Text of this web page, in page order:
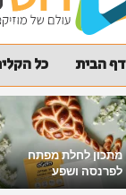
דף הבית כל
מתכון לחלת מפתח
לפרנסה ושפע